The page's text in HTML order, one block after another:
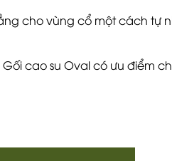
cho vùng cổ một cách tự
cao su Oval có ưu điểm